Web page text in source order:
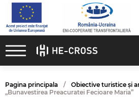
Pagina principala Obiective turistice și
„Bunavestirea Preacuratei Fecioare Maria”